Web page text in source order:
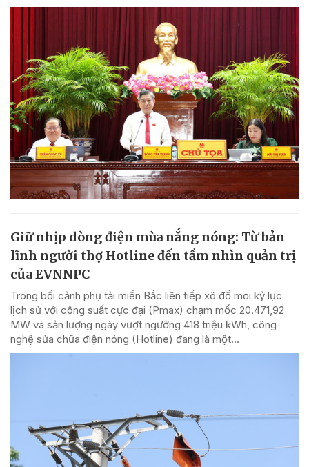
Giữ nhịp dòng điện mùa nắng nóng: Từ bản
lĩnh người thợ Hotline đến tầm nhìn quản trị
của EVNNPC
Trong bối cảnh phụ tải miền Bắc liên tiếp xô đổ mọi kỷ lục
lịch sử với công suất cực đại (Pmax) chạm mốc 20.471,92
MW và sản lượng ngày vượt ngưỡng 418 triệu kWh, công
nghệ sửa chữa điện nóng (Hotline) đang là một...